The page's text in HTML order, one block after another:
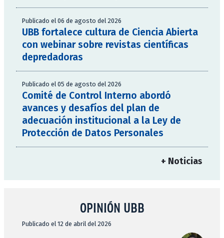
Publicado el 06 de agosto del 2026
UBB fortalece cultura de Ciencia Abierta
con webinar sobre revistas científicas
depredadoras
Publicado el 05 de agosto del 2026
Comité de Control Interno abordó
avances y desafíos del plan de
adecuación institucional a la Ley de
Protección de Datos Personales
+ Noticias
OPINIÓN UBB
Publicado el 12 de abril del 2026